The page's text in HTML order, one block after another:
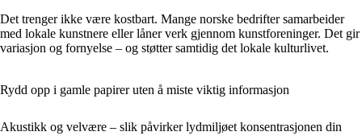
Det trenger ikke være kostbart. Mange norske bedrifter samarbeider
med lokale kunstnere eller låner verk gjennom kunstforeninger. Det gir
variasjon og fornyelse – og støtter samtidig det lokale kulturlivet.
Rydd opp i gamle papirer uten å miste viktig informasjon
Akustikk og velvære – slik påvirker lydmiljøet konsentrasjonen din